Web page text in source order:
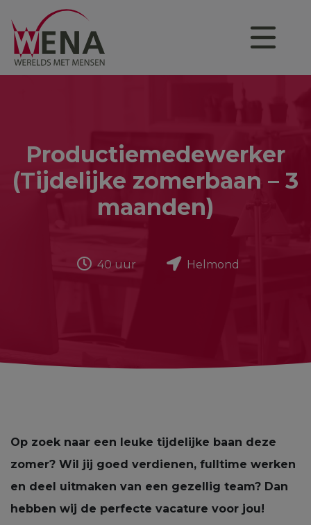
Productiemedewerker
(Tijdelijke zomerbaan – 3
maanden)
40 uur Helmond
Op zoek naar een leuke tijdelijke baan deze
zomer? Wil jij goed verdienen, fulltime werken
en deel uitmaken van een gezellig team? Dan
hebben wij de perfecte vacature voor jou!